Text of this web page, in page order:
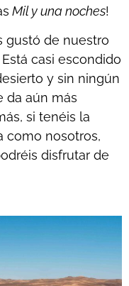
Mil y una noches!
gustó de nuestro
casi escondido
y sin ningún
da aún más
si tenéis la
como nosotros,
disfrutar de